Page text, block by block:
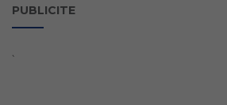
PUBLICITE
`